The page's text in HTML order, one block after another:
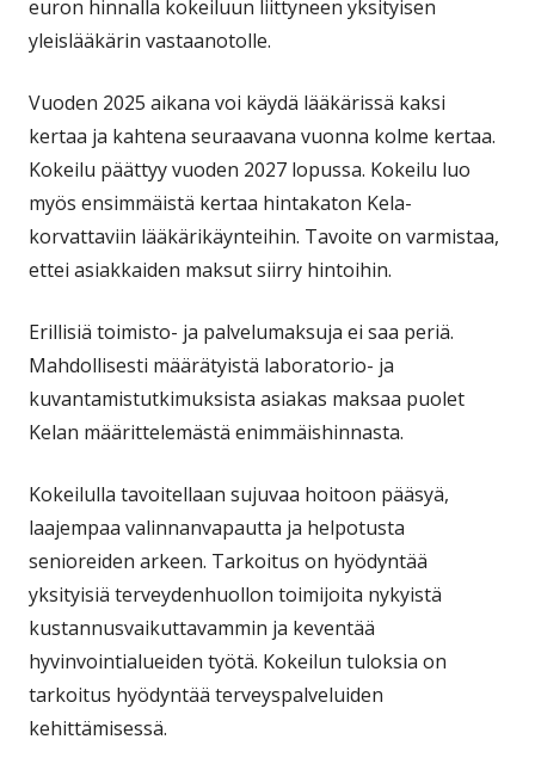
euron hinnalla kokeiluun liittyneen yksityisen
yleislääkärin vastaanotolle.
Vuoden 2025 aikana voi käydä lääkärissä kaksi
kertaa ja kahtena seuraavana vuonna kolme kertaa.
Kokeilu päättyy vuoden 2027 lopussa. Kokeilu luo
myös ensimmäistä kertaa hintakaton Kela-
korvattaviin lääkärikäynteihin. Tavoite on varmistaa,
ettei asiakkaiden maksut siirry hintoihin.
Erillisiä toimisto- ja palvelumaksuja ei saa periä.
Mahdollisesti määrätyistä laboratorio- ja
kuvantamistutkimuksista asiakas maksaa puolet
Kelan määrittelemästä enimmäishinnasta.
Kokeilulla tavoitellaan sujuvaa hoitoon pääsyä,
laajempaa valinnanvapautta ja helpotusta
senioreiden arkeen. Tarkoitus on hyödyntää
yksityisiä terveydenhuollon toimijoita nykyistä
kustannusvaikuttavammin ja keventää
hyvinvointialueiden työtä. Kokeilun tuloksia on
tarkoitus hyödyntää terveyspalveluiden
kehittämisessä.